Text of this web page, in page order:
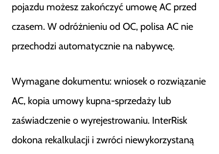
pojazdu możesz zakończyć umowę AC przed
czasem. W odróżnieniu od OC, polisa AC nie
przechodzi automatycznie na nabywcę.
Wymagane dokumentu: wniosek o rozwiązanie
AC, kopia umowy kupna-sprzedaży lub
zaświadczenie o wyrejestrowaniu. InterRisk
dokona rekalkulacji i zwróci niewykorzystaną